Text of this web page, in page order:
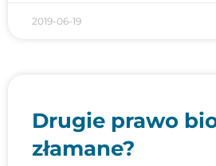
2019-06-19
Drugie prawo
złamane?